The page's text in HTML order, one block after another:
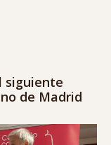
siguiente
de Madrid